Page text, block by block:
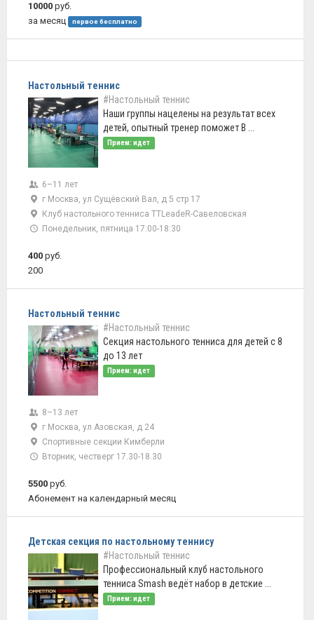
10000 руб.
за месяц
первое бесплатно
Настольный теннис
#Настольный теннис
Наши группы нацелены на результат всех
детей, опытный тренер поможет В ...
Прием: идет
6–11 лет
г Москва, ул Сущёвский Вал, д 5 стр 17
Клуб настольного тенниса TTLeadeR-Савеловская
Понедельник, пятница 17:00-18:30
400 руб.
200
Настольный теннис
#Настольный теннис
Секция настольного тенниса для детей с 8
до 13 лет
Прием: идет
8–13 лет
г Москва, ул Азовская, д 24
Спортивные секции Кимберли
Вторник, честверг 17.30-18.30
5500 руб.
Абонемент на календарный месяц
Детская секция по настольному теннису
#Настольный теннис
Профессиональный клуб настольного
тенниса Smash ведёт набор в детские ...
Прием: идет